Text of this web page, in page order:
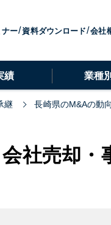
ナー 資料ダウンロード 会社
績 業種
継 長崎県のM&Aの動
社売却・